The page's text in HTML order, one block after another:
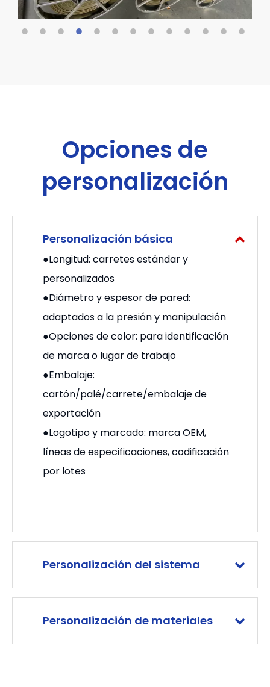
Opciones de
personalización
Personalización básica
●Longitud: carretes estándar y
personalizados
●Diámetro y espesor de pared:
adaptados a la presión y manipulación
●Opciones de color: para identificación
de marca o lugar de trabajo
●Embalaje:
cartón/palé/carrete/embalaje de
exportación
●Logotipo y marcado: marca OEM,
líneas de especificaciones, codificación
por lotes
Personalización del sistema
Personalización de materiales